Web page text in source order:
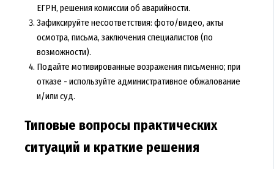
ЕГРН, решения комиссии об аварийности.
Зафиксируйте несоответствия: фото/видео, акты
осмотра, письма, заключения специалистов (по
возможности).
Подайте мотивированные возражения письменно; при
отказе - используйте административное обжалование
и/или суд.
Типовые вопросы практических
ситуаций и краткие решения